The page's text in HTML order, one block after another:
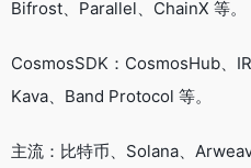
Bifrost、Parallel、ChainX 等。
CosmosSDK：CosmosHub、
Kava、Band Protocol 等。
主流：比特币、Solana、